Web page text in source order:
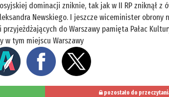
dominacji zniknie, tak jak w II RP zniknął z
Newskiego. I jeszcze wiceminister obrony
do Warszawy pamięta Pałac
w tym miejscu Warszawy
pozostało do